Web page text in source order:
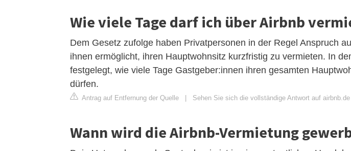
Wie viele Tage darf ich über Airbnb
Dem Gesetz zufolge haben Privatpersonen in der Regel Anspruch
ihnen ermöglicht, ihren Hauptwohnsitz kurzfristig zu vermieten. In
festgelegt, wie viele Tage Gastgeber:innen ihren gesamten
dürfen.
Antrag auf Entfernung der Quelle | Sehen Sie sich die vollständige Antwort auf
Wann wird die Airbnb-Vermietung